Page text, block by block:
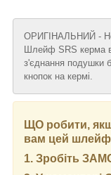
ОРИГІНАЛЬНИЙ -
Шлейф SRS керма
з'єднання подушки
кнопок на кермі.
ЩО робити,
вам цей
1. Зробіть